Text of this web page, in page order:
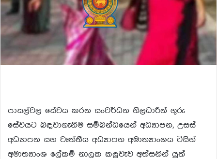
පාසල්වල සේවය කරන සංවර්ධන නිලධාරීන් ගුරු
සේවයට බඳවාගැනීම සම්බන්ධයෙන් අධ්‍යාපන, උසස්
අධ්‍යාපන සහ වෘත්තීය අධ්‍යාපන අමාත්‍යාංශය විසින්
අමාත්‍යාංශ ලේකම් නාලක කලුවැව අත්සනින් යුත්